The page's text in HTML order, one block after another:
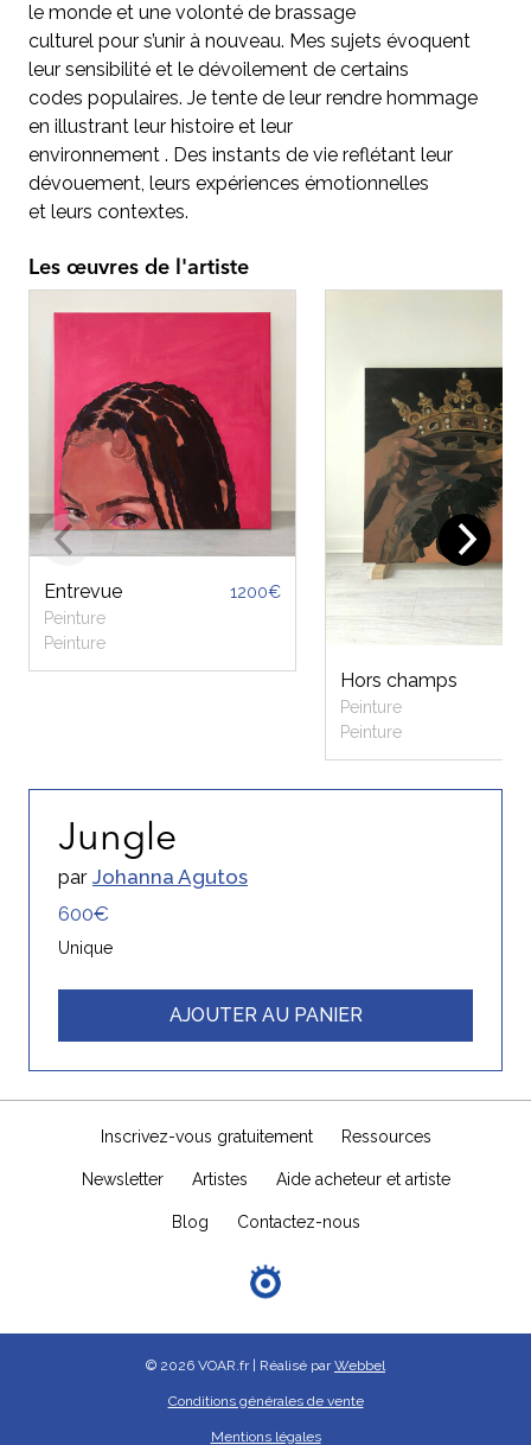
le monde et une volonté de brassage
culturel pour s’unir à nouveau. Mes sujets évoquent
leur sensibilité et le dévoilement de certains
codes populaires. Je tente de leur rendre hommage
en illustrant leur histoire et leur
environnement . Des instants de vie reflétant leur
dévouement, leurs expériences émotionnelles
et leurs contextes.
Les œuvres de l'artiste
Entrevue
Peinture
Peinture
1200€
Hors champs
Peinture
Peinture
Jungle
par Johanna Agutos
600€
Unique
AJOUTER AU PANIER
Inscrivez-vous gratuitement Ressources
Newsletter Artistes Aide acheteur et artiste
Blog Contactez-nous
© 2026 VOAR.fr | Réalisé parWebbel
Conditions générales de vente
Mentions légales